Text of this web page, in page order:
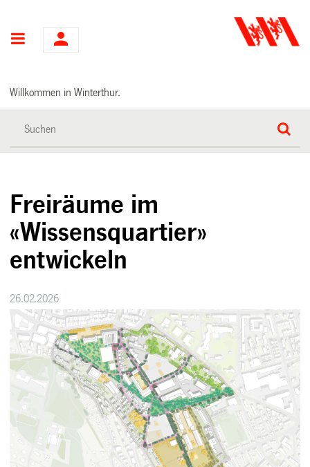
Hauptnavigation
Willkommen in Winterthur.
Freiräume im
«Wissensquartier»
entwickeln
26.02.2026